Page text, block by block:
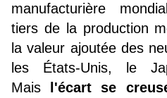
manufacturière
tiers de la production
la valeur ajoutée des
les États-Unis, le
Mais
l'écart se